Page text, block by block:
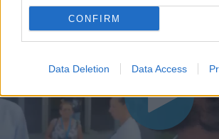
CONFIRM
Data Deletion Data Access